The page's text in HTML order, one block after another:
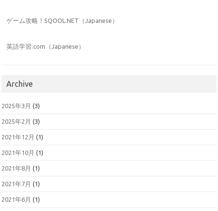
ゲーム攻略！SQOOL.NET（Japanese）
英語学習.com（Japanese）
Archive
2025年3月 (3)
2025年2月 (3)
2021年12月 (1)
2021年10月 (1)
2021年8月 (1)
2021年7月 (1)
2021年6月 (1)